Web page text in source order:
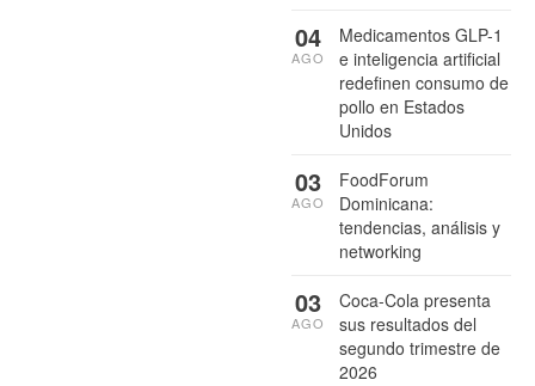
Medicamentos GLP-1
e inteligencia artificial
redefinen consumo de
pollo en Estados
Unidos
04
AGO
FoodForum
Dominicana:
tendencias, análisis y
networking
03
AGO
Coca-Cola presenta
sus resultados del
segundo trimestre de
2026
03
AGO